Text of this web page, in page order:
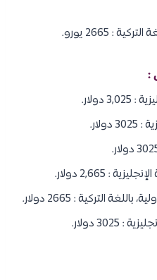
: 2665 يورو.
دولار.
: 2,665 دولار.
التركية : 2665 دولار.
دولار.